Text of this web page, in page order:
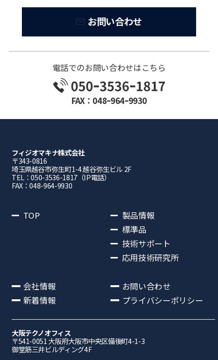
お問い合わせ
電話でのお問い合わせはこちら
FAX：048ｰ964ｰ9930
フィジオマキナ株式会社
〒343-0816
埼⽟県越⾕市弥⽣町1-4 越⾕弥⽣ビル 2F
TEL：050-3536-1817（IP電話）
FAX：048-964-9930
TOP
製品情報
標準品
技術サポート
応用技術研究所
会社情報
新着情報
お問い合わせ
プライバシーポリシー
大阪テクノオフィス
〒541-0051 ⼤阪府⼤阪市中央区備後町4-1-3
御堂筋三井ビルディング4F